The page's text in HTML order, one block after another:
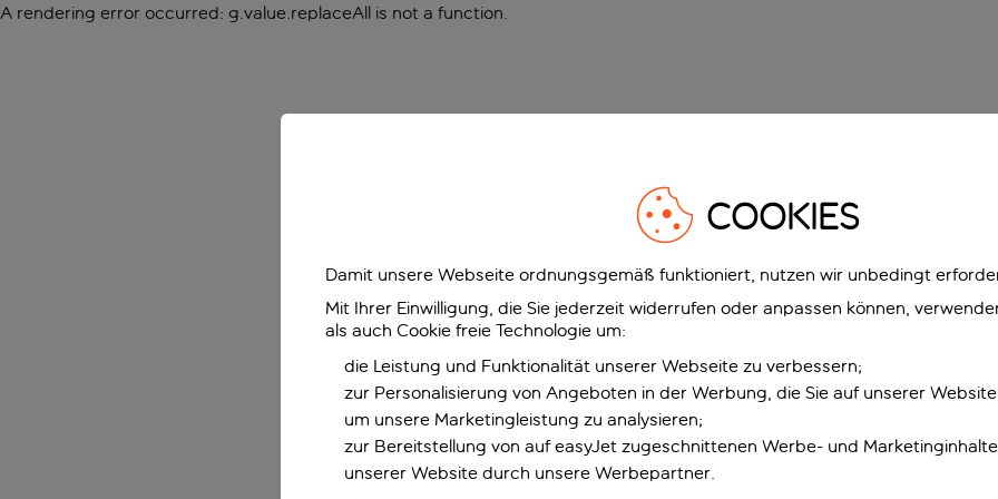
A rendering error occurred: g.value.replaceAll is not a function.
COOKIES
Damit unsere Webseite ordnungsgemäß funktioniert, nutzen wir unbedingt
Mit Ihrer Einwilligung, die Sie jederzeit widerrufen oder anpassen können,
als auch Cookie freie Technologie um:
die Leistung und Funktionalität unserer Webseite zu verbessern;
zur Personalisierung von Angeboten in der Werbung, die Sie auf unserer
um unsere Marketingleistung zu analysieren;
zur Bereitstellung von auf easyJet zugeschnittenen Werbe- und
unserer Website durch unsere Werbepartner.